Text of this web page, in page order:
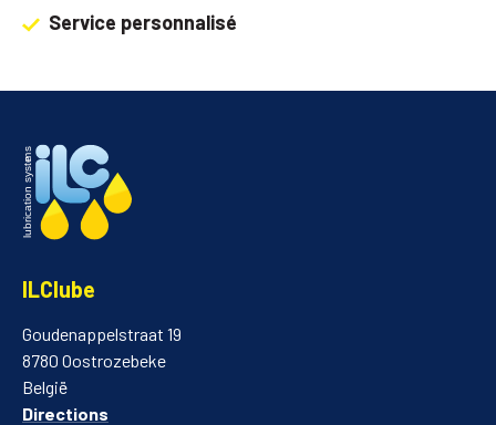
Service personnalisé
ILClube
Goudenappelstraat 19
8780 Oostrozebeke
België
Directions